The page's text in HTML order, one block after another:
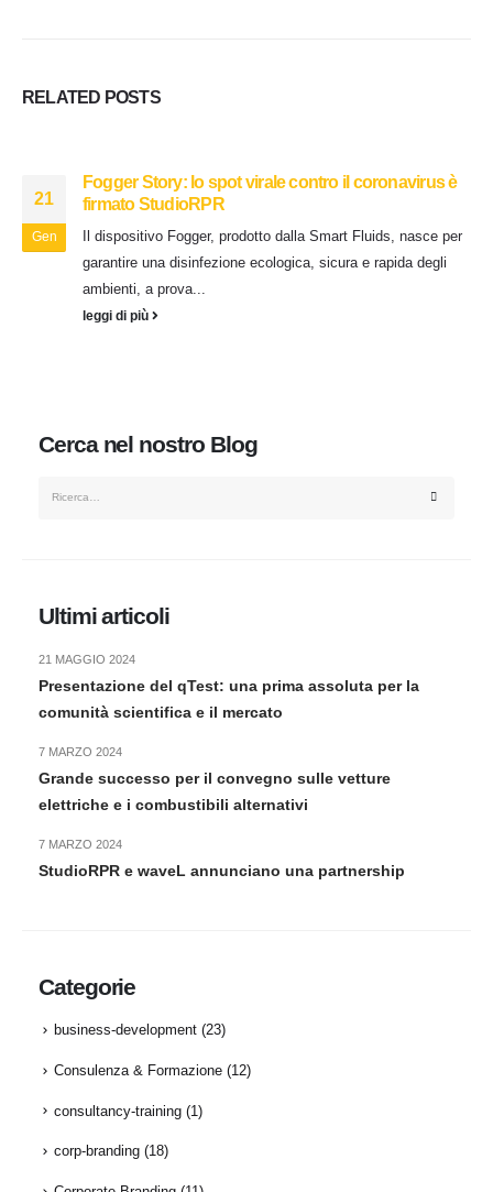
RELATED POSTS
21
Gen
Fogger Story: lo spot virale contro il coronavirus è
firmato StudioRPR
Il dispositivo Fogger, prodotto dalla Smart Fluids, nasce per
garantire una disinfezione ecologica, sicura e rapida degli
ambienti, a prova...
leggi di più
Cerca nel nostro Blog
Ultimi articoli
Presentazione del qTest: una prima assoluta per la
comunità scientifica e il mercato
21 MAGGIO 2024
Grande successo per il convegno sulle vetture
elettriche e i combustibili alternativi
7 MARZO 2024
StudioRPR e waveL annunciano una partnership
7 MARZO 2024
Categorie
business-development(23)
Consulenza & Formazione(12)
consultancy-training(1)
corp-branding(18)